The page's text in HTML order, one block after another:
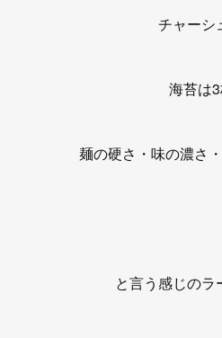
チャーシ
海苔は
麺の硬さ・味の濃さ
と言う感じのラ